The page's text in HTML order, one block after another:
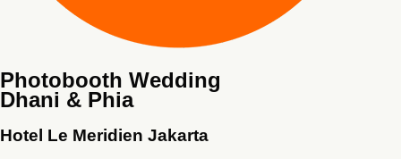
Photobooth Wedding
Dhani & Phia
Hotel Le Meridien Jakarta